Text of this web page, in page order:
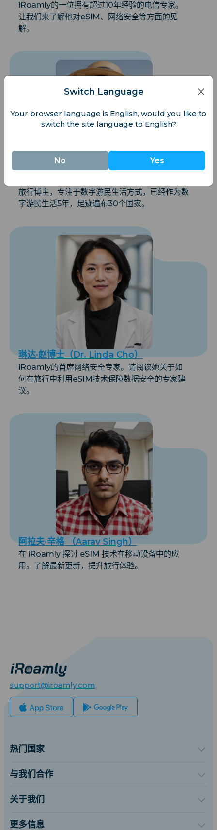
iRoamly的一位拥有超过10年经验的电信专家。
让我们来了解他对eSIM、网络安全等方面的见
解。
旅行博主，专注于数字游民生活方式，已经作为数
字游民生活5年，足迹遍布30个国家。
琳达·赵博士（Dr. Linda Cho）
iRoamly的首席网络安全专家。请阅读她关于如
何在旅行中利用eSIM技术保障数据安全的专家建
议。
阿拉夫·辛格 （Aarav Singh）
在 iRoamly 探讨 eSIM 技术在移动设备中的应
用。了解最新更新，提升旅行体验。
support@iroamly.com
热门国家
英国
土耳其
泰国
意大利
与我们合作
推荐并赚取奖励
联盟计划
关于我们
联系我们
更多信息
Switch Language
Your browser language is English, would you like to
switch the site language to English?
No Yes